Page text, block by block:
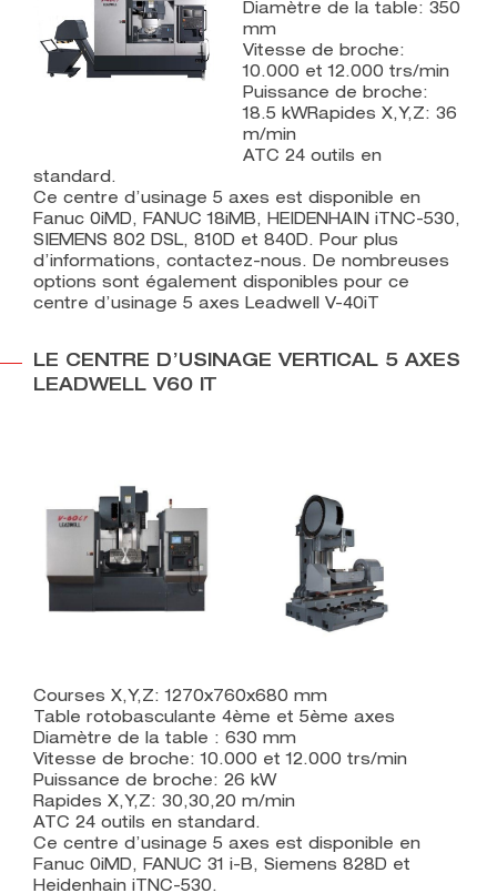
Diamètre de la table: 350
mm
Vitesse de broche:
10.000 et 12.000 trs/min
Puissance de broche:
18.5 kWRapides X,Y,Z: 36
m/min
ATC 24 outils en
standard.
Ce centre d’usinage 5 axes est disponible en
Fanuc 0iMD, FANUC 18iMB, HEIDENHAIN iTNC-530,
SIEMENS 802 DSL, 810D et 840D. Pour plus
d’informations, contactez-nous. De nombreuses
options sont également disponibles pour ce
centre d’usinage 5 axes Leadwell V-40iT
LE CENTRE D’USINAGE VERTICAL 5 AXES
LEADWELL V60 IT
Courses X,Y,Z: 1270x760x680 mm
Table rotobasculante 4ème et 5ème axes
Diamètre de la table : 630 mm
Vitesse de broche: 10.000 et 12.000 trs/min
Puissance de broche: 26 kW
Rapides X,Y,Z: 30,30,20 m/min
ATC 24 outils en standard.
Ce centre d’usinage 5 axes est disponible en
Fanuc 0iMD, FANUC 31 i-B, Siemens 828D et
Heidenhain iTNC-530.